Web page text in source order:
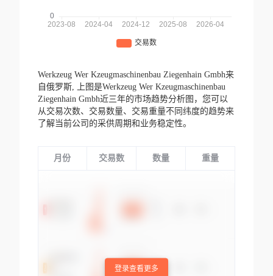
Werkzeug Wer Kzeugmaschinenbau Ziegenhain Gmbh来
自俄罗斯,
上图是Werkzeug Wer Kzeugmaschinenbau
Ziegenhain Gmbh近三年的市场趋势分析图，您可以
从交易次数、交易数量、交易重量不同纬度的趋势来
了解当前公司的采供周期和业务稳定性。
月份 交易数 数量 重量
登录查看更多